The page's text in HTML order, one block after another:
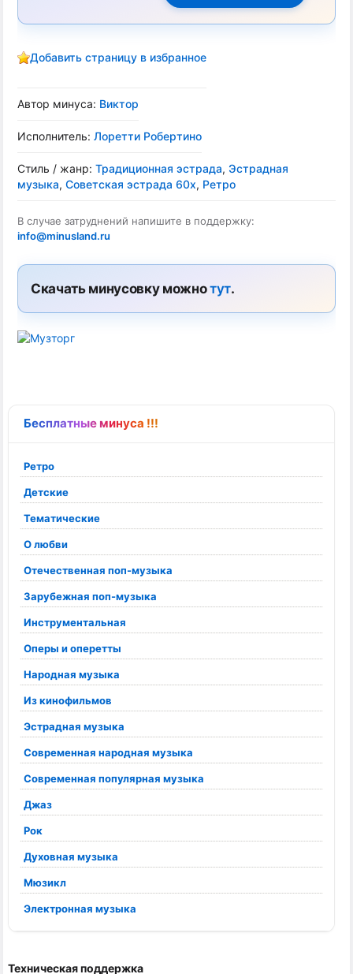
Бесплатные минуса !!!
Ретро
Детские
Тематические
О любви
Отечественная поп-музыка
Зарубежная поп-музыка
Инструментальная
Оперы и оперетты
Народная музыка
Из кинофильмов
Эстрадная музыка
Современная народная музыка
Современная популярная музыка
Джаз
Рок
Духовная музыка
Мюзикл
Электронная музыка
Техническая поддержка
Добавить страницу в избранное
Автор минуса: Виктор
Исполнитель: Лоретти Робертино
Стиль / жанр: Традиционная эстрада, Эстрадная
музыка, Советская эстрада 60х, Ретро
В случае затруднений напишите в поддержку:
info@minusland.ru
Скачать минусовку можнотут.